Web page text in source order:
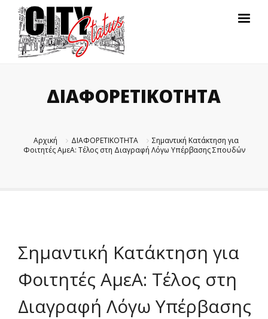
ΔΙΑΦΟΡΕΤΙΚΟΤΗΤΑ
Αρχική ΔΙΑΦΟΡΕΤΙΚΟΤΗΤΑ
Σημαντική Κατάκτηση για
Φοιτητές ΑμεΑ: Τέλος στη Διαγραφή Λόγω Υπέρβασης Σπουδών
Σημαντική Κατάκτηση για
Φοιτητές ΑμεΑ: Τέλος στη
Διαγραφή Λόγω Υπέρβασης